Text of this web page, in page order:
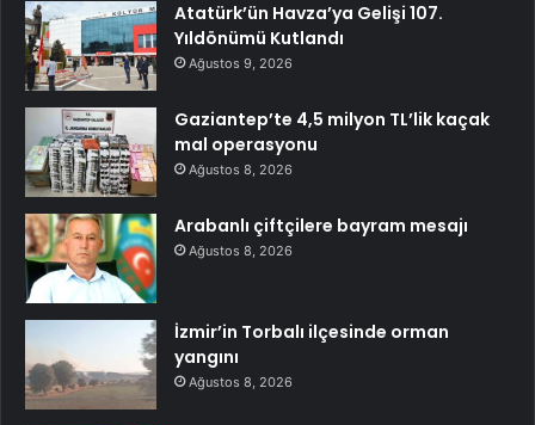
Atatürk’ün Havza’ya Gelişi 107.
Yıldönümü Kutlandı
Ağustos 9, 2026
Gaziantep’te 4,5 milyon TL’lik kaçak
mal operasyonu
Ağustos 8, 2026
Arabanlı çiftçilere bayram mesajı
Ağustos 8, 2026
İzmir’in Torbalı ilçesinde orman
yangını
Ağustos 8, 2026